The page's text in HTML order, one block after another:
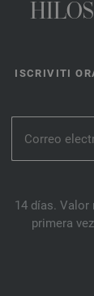
ISCRIVITI
14 días. Valor
primera